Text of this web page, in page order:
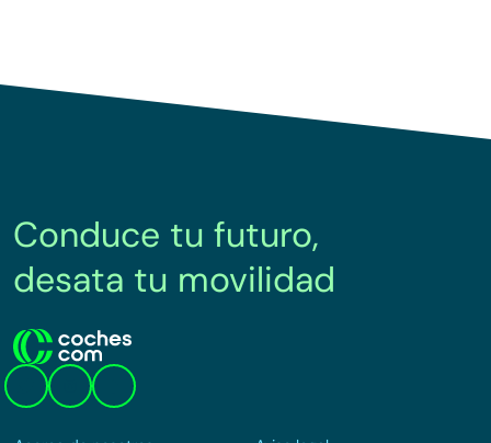
Conduce tu futuro,
desata tu movilidad